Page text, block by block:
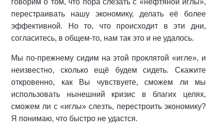
перестраивать нашу экономику, делать её более
эффективной. Но то, что происходит в эти дни,
согласитесь, в общем-то, нам так это и не удалось.
Мы по-прежнему сидим на этой проклятой «игле», и
неизвестно, сколько ещё будем сидеть. Скажите
откровенно, как Вы чувствуете, сможем ли мы
использовать нынешний кризис в благих целях,
сможем ли с «иглы» слезть, перестроить экономику?
Я понимаю, что быстро не удастся.